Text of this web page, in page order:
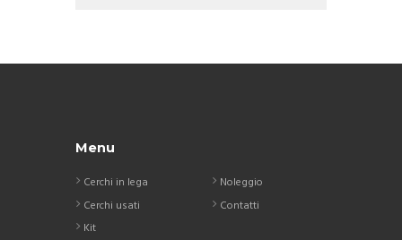
Menu
Cerchi in lega
Cerchi usati
Kit
Noleggio
Contatti